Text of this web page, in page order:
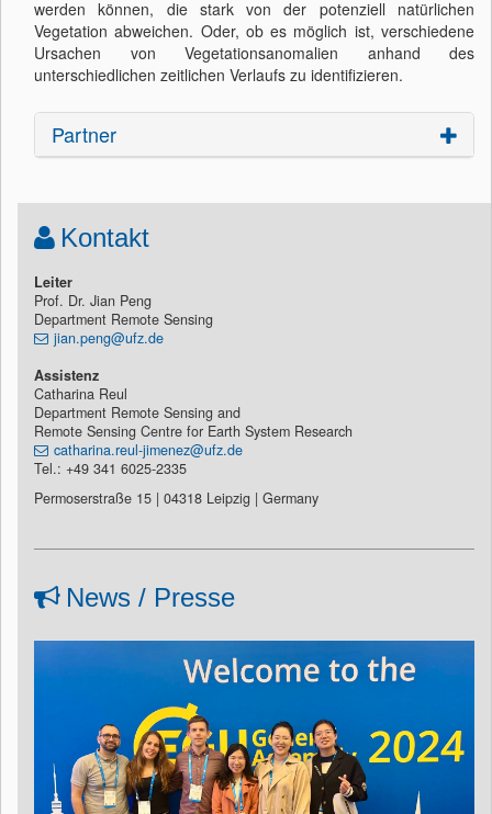
werden können, die stark von der potenziell natürlichen
Vegetation abweichen. Oder, ob es möglich ist, verschiedene
Ursachen von Vegetationsanomalien anhand des
unterschiedlichen zeitlichen Verlaufs zu identifizieren.
Partner
Kontakt
Leiter
Prof. Dr. Jian Peng
Department Remote Sensing
jian.peng@ufz.de
Assistenz
Catharina Reul
Department Remote Sensing and
Remote Sensing Centre for Earth System Research
catharina.reul-jimenez@ufz.de
Tel.: +49 341 6025-2335
Permoserstraße 15 | 04318 Leipzig | Germany
News / Presse